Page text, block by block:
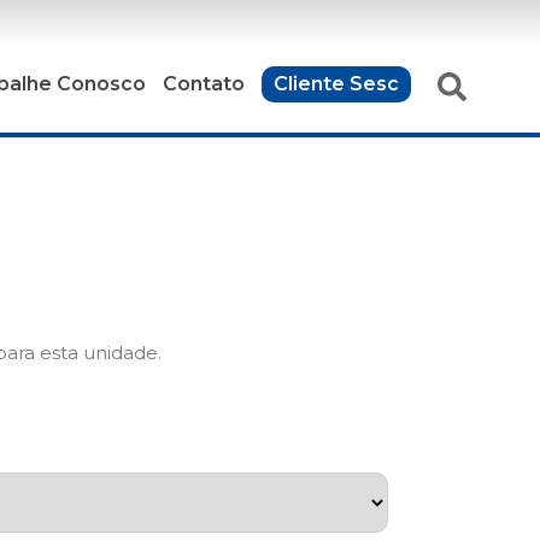
Conosco Contato Cliente Sesc
esta unidade.